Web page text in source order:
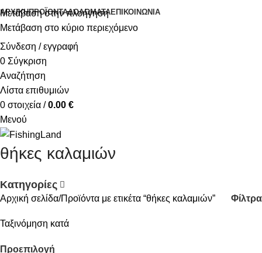
Μετάβαση στην πλοήγηση
Μετάβαση στο κύριο περιεχόμενο
ΑΡΧΙΚΉΠΡΟΪΌΝΤΑΔΟΛΏΜΑΤΑΕΠΙΚΟΙΝΩΝΊΑ
Σύνδεση / εγγραφή
0 Σύγκριση
Αναζήτηση
Λίστα επιθυμιών
0 στοιχεία / 0.00 €
Μενού
θήκες καλαμιών
Κατηγορίες
Αρχική σελίδα Προϊόντα με ετικέτα “θήκες καλαμιών” Φίλτρα
Ταξινόμηση κατά
Προεπιλογή